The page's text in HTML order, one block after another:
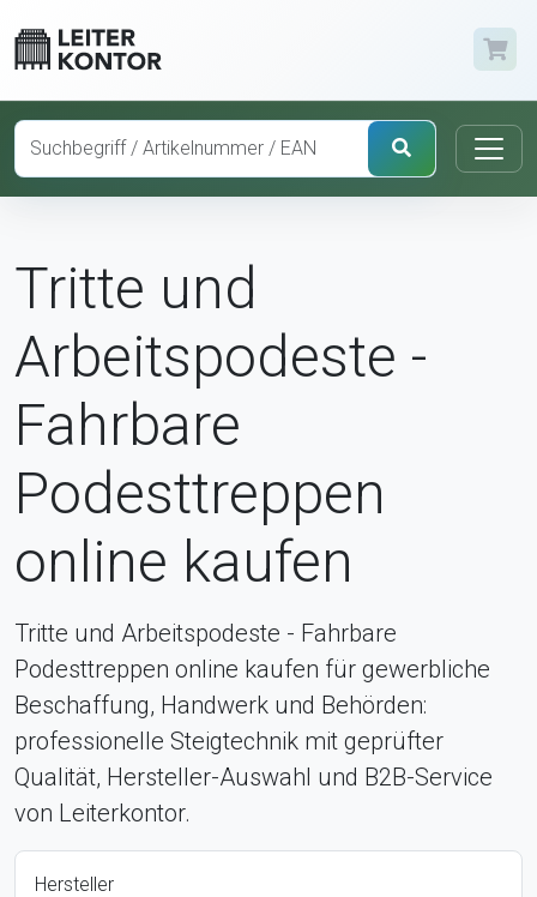
Tritte und
Arbeitspodeste -
Fahrbare
Podesttreppen
online kaufen
Tritte und Arbeitspodeste - Fahrbare
Podesttreppen online kaufen für gewerbliche
Beschaffung, Handwerk und Behörden:
professionelle Steigtechnik mit geprüfter
Qualität, Hersteller-Auswahl und B2B-Service
von Leiterkontor.
Hersteller